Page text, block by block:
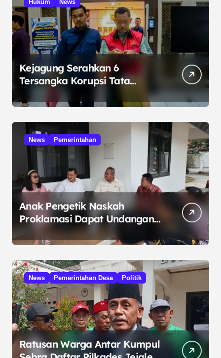
Hukum News
Kejagung Serahkan 6
Tersangka Korupsi Tata
Kelola Minyak ke Penuntut
Umum
News Pemerintahan
Anak Pengetik Naskah
Proklamasi Dapat Undangan
HUT RI dari Presiden
Prabowo
News Pemerintahan Desa Politik
Ratusan Warga Antar Kumpul